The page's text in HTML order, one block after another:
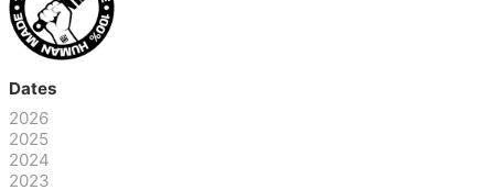
Dates
2026
2025
2024
2023